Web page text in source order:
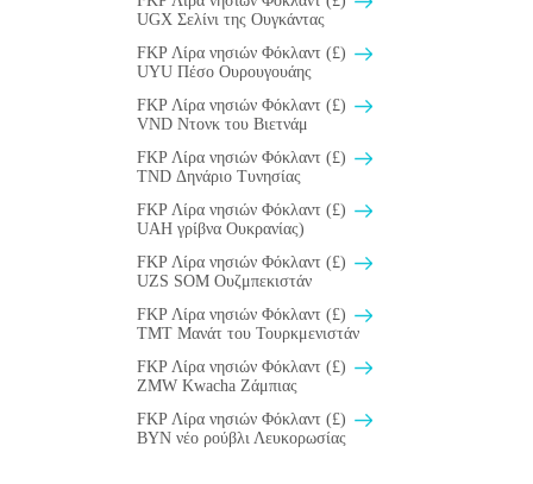
UGX Σελίνι της Ουγκάντας
FKP Λίρα νησιών Φόκλαντ (£)
UYU Πέσο Ουρουγουάης
FKP Λίρα νησιών Φόκλαντ (£)
VND Ντονκ του Βιετνάμ
FKP Λίρα νησιών Φόκλαντ (£)
TND Δηνάριο Τυνησίας
FKP Λίρα νησιών Φόκλαντ (£)
UAH γρίβνα Ουκρανίας)
FKP Λίρα νησιών Φόκλαντ (£)
UZS SOM Ουζμπεκιστάν
FKP Λίρα νησιών Φόκλαντ (£)
TMT Μανάτ του Τουρκμενιστάν
FKP Λίρα νησιών Φόκλαντ (£)
ZMW Kwacha Ζάμπιας
FKP Λίρα νησιών Φόκλαντ (£)
BYN νέο ρούβλι Λευκορωσίας